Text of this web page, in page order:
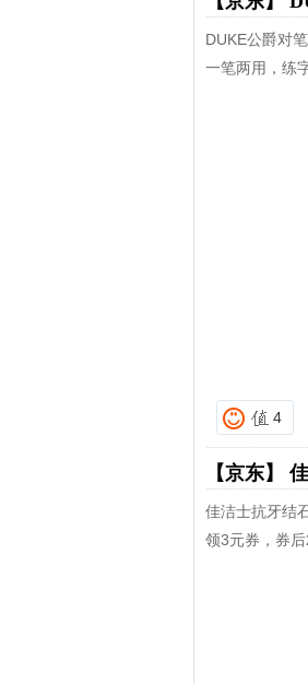
DUKE公爵对
一笔两用，练
4
【京东】
佳洁士抗牙结
领3元券，券